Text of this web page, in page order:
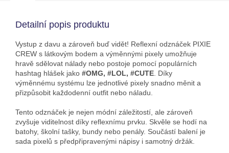
Detailní popis produktu
Vystup z davu a zároveň buď vidět! Reflexní odznáček PIXIE
CREW s látkovým bodem a výměnnými pixely umožňuje
hravě sdělovat nálady nebo postoje pomocí populárních
hashtag hlášek jako #OMG, #LOL, #CUTE . Díky
výměnnému systému lze jednotlivé pixely snadno měnit a
přizpůsobit každodenní outfit nebo náladu.
Tento odznáček je nejen módní záležitostí, ale zároveň
zvyšuje viditelnost díky reflexnímu prvku. Skvěle se hodí na
batohy, školní tašky, bundy nebo penály. Součástí balení je
sada pixelů s předpřipravenými nápisy i samotný držák.